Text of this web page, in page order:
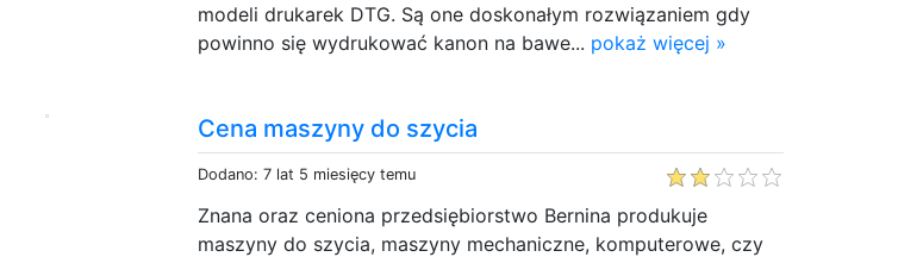
modeli drukarek DTG. Są one doskonałym rozwiązaniem gdy
powinno się wydrukować kanon na bawe... pokaż więcej »
Cena maszyny do szycia
Dodano: 7 lat 5 miesięcy temu
Znana oraz ceniona przedsiębiorstwo Bernina produkuje
maszyny do szycia, maszyny mechaniczne, komputerowe, czy